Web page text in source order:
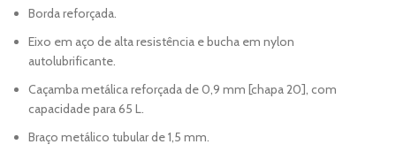
Borda reforçada.
Eixo em aço de alta resistência e bucha em nylon
autolubrificante.
Caçamba metálica reforçada de 0,9 mm [chapa 20], com
capacidade para 65 L.
Braço metálico tubular de 1,5 mm.